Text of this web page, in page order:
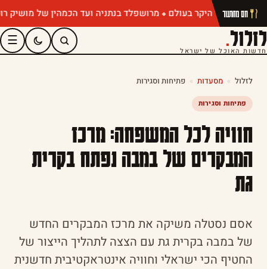
מרושפלד בנתניה ועד הכמהין של מושיק רוט: חם מהתנור
לזלול.
חדשות האוכל של ישראל
☰
לזלול » מסעדות » פתיחות וסגירות
פתיחות וסגירות
חוויה לכל המשפחה: מרכז
המבקרים של במבה נפתח בקרית
גת
אסם נסטלה משיקה את מרכז המבקרים החדש
של במבה בקרית גת עם הצצה לתהליך הייצור של
החטיף הכי ישראלי וחוויה אינטראקטיבית חדשנית